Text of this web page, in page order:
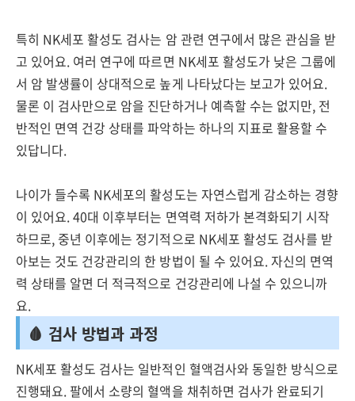
특히 NK세포 활성도 검사는 암 관련 연구에서 많은 관심을 받
고 있어요. 여러 연구에 따르면 NK세포 활성도가 낮은 그룹에
서 암 발생률이 상대적으로 높게 나타났다는 보고가 있어요.
물론 이 검사만으로 암을 진단하거나 예측할 수는 없지만, 전
반적인 면역 건강 상태를 파악하는 하나의 지표로 활용할 수
있답니다.
나이가 들수록 NK세포의 활성도는 자연스럽게 감소하는 경향
이 있어요. 40대 이후부터는 면역력 저하가 본격화되기 시작
하므로, 중년 이후에는 정기적으로 NK세포 활성도 검사를 받
아보는 것도 건강관리의 한 방법이 될 수 있어요. 자신의 면역
력 상태를 알면 더 적극적으로 건강관리에 나설 수 있으니까
요.
🩸 검사 방법과 과정
NK세포 활성도 검사는 일반적인 혈액검사와 동일한 방식으로
진행돼요. 팔에서 소량의 혈액을 채취하면 검사가 완료되기